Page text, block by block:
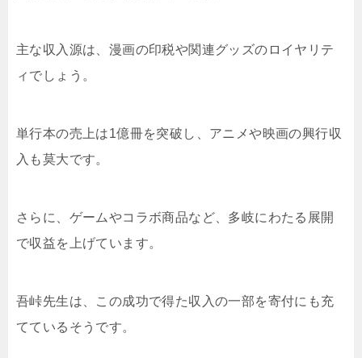
主な収入源は、漫画の印税や関連グッズのロイヤリテ
ィでしょう。
単行本の売上は1億冊を突破し、アニメや映画の興行収
入も莫大です。
さらに、ゲームやコラボ商品など、多岐にわたる展開
で収益を上げています。
吾峠先生は、この成功で得た収入の一部を寄付にも充
てているそうです。